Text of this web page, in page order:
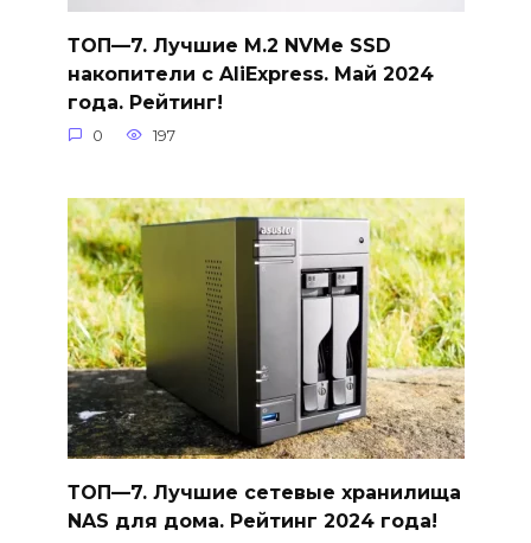
ТОП—7. Лучшие M.2 NVMe SSD
накопители с AliExpress. Май 2024
года. Рейтинг!
0 197
ТОП—7. Лучшие сетевые хранилища
NAS для дома. Рейтинг 2024 года!